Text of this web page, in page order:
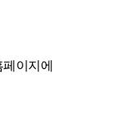
이지에